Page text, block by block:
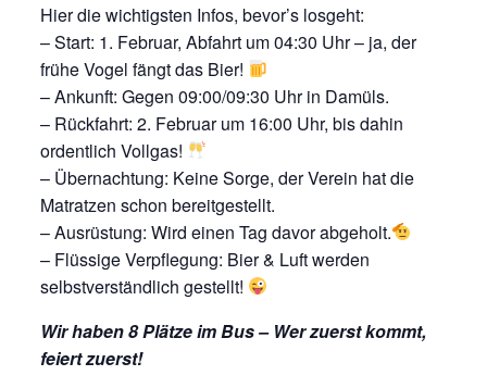
Hier die wichtigsten Infos, bevor’s losgeht:
– Start: 1. Februar, Abfahrt um 04:30 Uhr – ja, der
frühe Vogel fängt das Bier!
– Ankunft: Gegen 09:00/09:30 Uhr in Damüls.
– Rückfahrt: 2. Februar um 16:00 Uhr, bis dahin
ordentlich Vollgas!
– Übernachtung: Keine Sorge, der Verein hat die
Matratzen schon bereitgestellt.
– Ausrüstung: Wird einen Tag davor abgeholt.
– Flüssige Verpflegung: Bier & Luft werden
selbstverständlich gestellt!
Wir haben 8 Plätze im Bus – Wer zuerst kommt,
feiert zuerst!